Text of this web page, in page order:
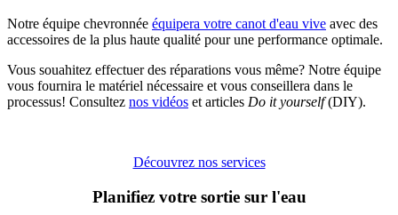
Notre équipe chevronnée équipera votre canot d'eau vive avec des
accessoires de la plus haute qualité pour une performance optimale.
Vous souahitez effectuer des réparations vous même? Notre équipe
vous fournira le matériel nécessaire et vous conseillera dans le
processus! Consultez nos vidéos et articles Do it yourself(DIY).
Découvrez nos services
Planifiez votre sortie sur l'eau